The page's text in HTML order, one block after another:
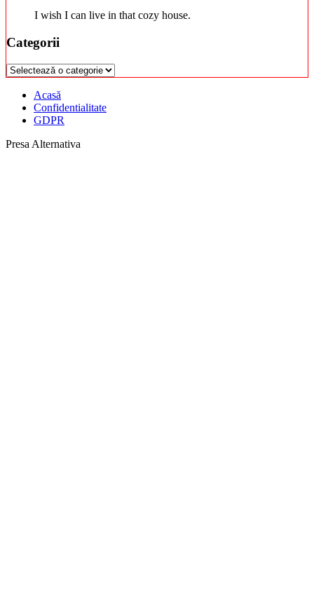
I wish I can live in that cozy house.
Categorii
Categorii
Acasă
Confidentialitate
GDPR
Presa Alternativa